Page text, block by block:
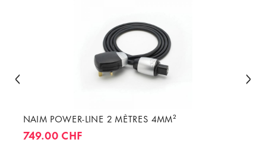
NAIM POWER-LINE 2 MÈTRES 4MM²
749.00 CHF